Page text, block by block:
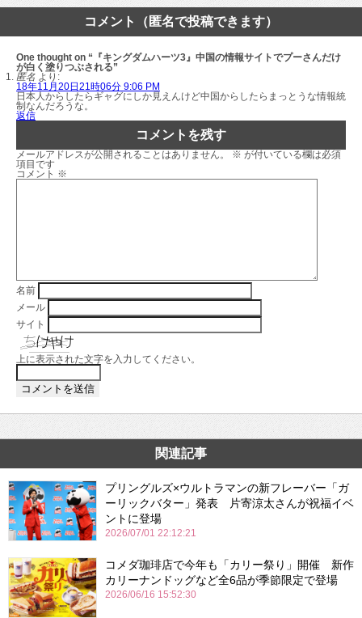
コメント（匿名で投稿できます）
One thought on “『キングダムハーツ3』中国の情報サイトでプーさんだけ
が白く塗りつぶされる”
匿名 より:
18年11月20日21時06分 9:06 PM
日本人からしたらギャグにしか見えんけど中国からしたらまっとうな情報統
制なんだろうな。
返信
コメントを残す
メールアドレスが公開されることはありません。 ※ が付いている欄は必須
項目です
コメント ※
名前
メール
サイト
上に表示された文字を入力してください。
関連記事
プリングルズ×ウルトラマンの新フレーバー「ガ
ーリックバター」発表 片寄涼太さんが祝福イベ
ントに登場
2026/07/01 22:12:21
コメダ珈琲店で今年も「カリー祭り」開催 新作
カリーナンドッグなど全6品が季節限定で登場
2026/06/16 15:52:30